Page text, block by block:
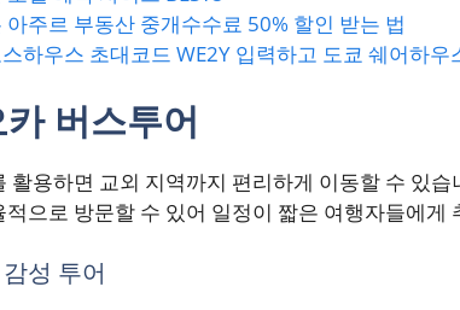
아주르 부동산 중개수수료 50% 할인 받는 법
하우스 초대코드 WE2Y 입력하고 도쿄 쉐어하
버스투어
활용하면 교외 지역까지 편리하게 이동할 수 있
적으로 방문할 수 있어 일정이 짧은 여행자들에게
성 투어